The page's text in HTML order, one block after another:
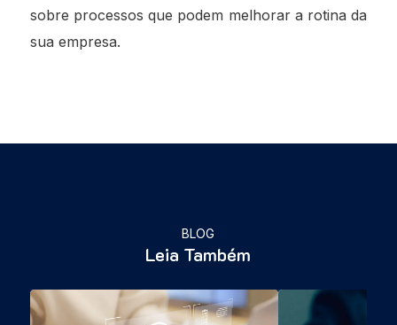
sobre processos que podem melhorar a rotina da
sua empresa.
BLOG
Leia Também